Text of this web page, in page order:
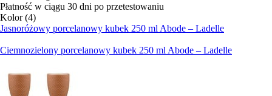
Płatność w ciągu 30 dni po przetestowaniu
Kolor (4)
Jasnoróżowy porcelanowy kubek 250 ml Abode – Ladelle
Ciemnozielony porcelanowy kubek 250 ml Abode – Ladelle